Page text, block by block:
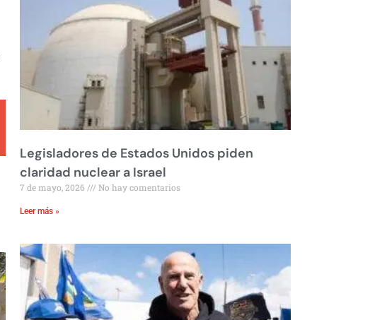
Legisladores de Estados Unidos piden
claridad nuclear a Israel
7 de mayo, 2026 No hay comentarios
Leer más »